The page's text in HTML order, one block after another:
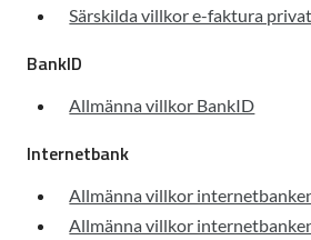
Särskilda villkor e-faktura privat
BankID
Allmänna villkor BankID
Internetbank
Allmänna villkor
Allmänna villkor